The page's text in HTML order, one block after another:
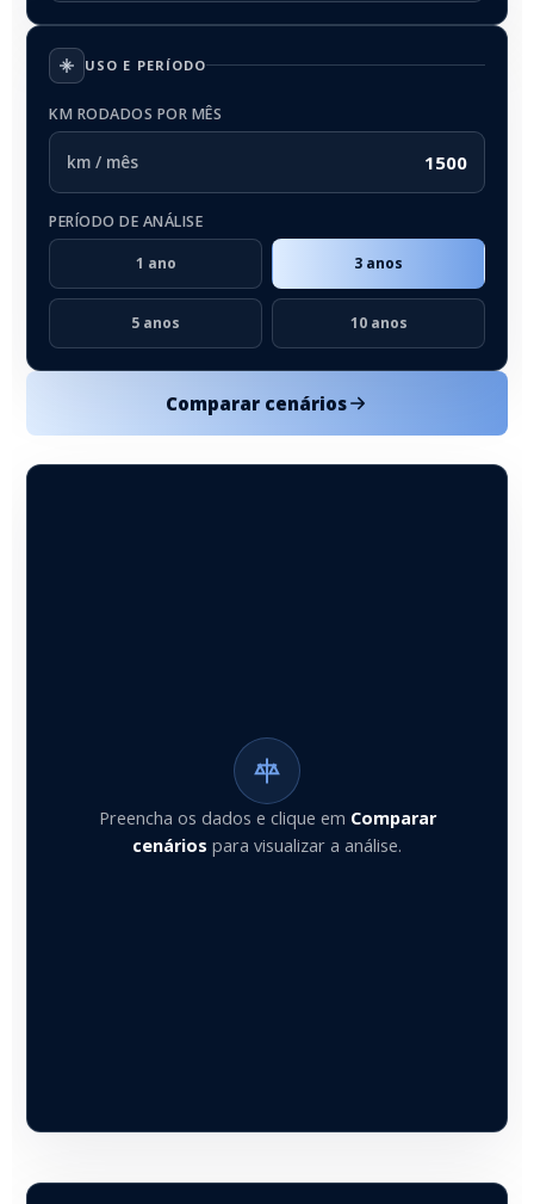
USO E PERÍODO
KM RODADOS POR MÊS
km / mês
PERÍODO DE ANÁLISE
1 ano 3 anos
5 anos 10 anos
Comparar cenários
Preencha os dados e clique em Comparar
cenários para visualizar a análise.